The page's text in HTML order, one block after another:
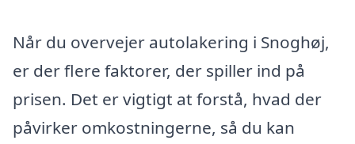
Når du overvejer autolakering i Snoghøj,
er der flere faktorer, der spiller ind på
prisen. Det er vigtigt at forstå, hvad der
påvirker omkostningerne, så du kan